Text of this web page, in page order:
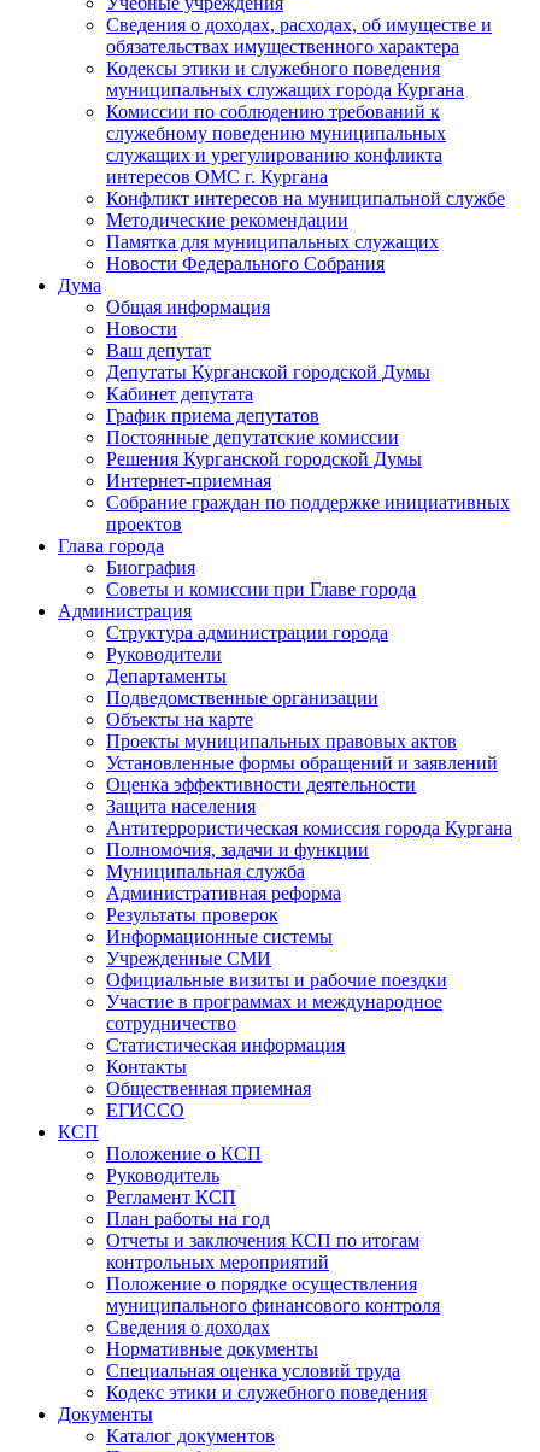
Сведения о доходах, расходах, об имуществе и
обязательствах имущественного характера
Кодексы этики и служебного поведения
муниципальных служащих города Кургана
Комиссии по соблюдению требований к
служебному поведению муниципальных
служащих и урегулированию конфликта
интересов ОМС г. Кургана
Конфликт интересов на муниципальной службе
Методические рекомендации
Памятка для муниципальных служащих
Новости Федерального Cобрания
Дума
Общая информация
Новости
Ваш депутат
Депутаты Курганской городской Думы
Кабинет депутата
График приема депутатов
Постоянные депутатские комиссии
Решения Курганской городской Думы
Интернет-приемная
Собрание граждан по поддержке инициативных
проектов
Глава города
Биография
Советы и комиссии при Главе города
Администрация
Структура администрации города
Руководители
Департаменты
Подведомственные организации
Объекты на карте
Проекты муниципальных правовых актов
Установленные формы обращений и заявлений
Оценка эффективности деятельности
Защита населения
Антитеррористическая комиссия города Кургана
Полномочия, задачи и функции
Муниципальная служба
Административная реформа
Результаты проверок
Информационные системы
Учрежденные СМИ
Официальные визиты и рабочие поездки
Участие в программах и международное
сотрудничество
Статистическая информация
Контакты
Общественная приемная
ЕГИССО
КСП
Положение о КСП
Руководитель
Регламент КСП
План работы на год
Отчеты и заключения КСП по итогам
контрольных мероприятий
Положение о порядке осуществления
муниципального финансового контроля
Сведения о доходах
Нормативные документы
Специальная оценка условий труда
Кодекс этики и служебного поведения
Документы
Каталог документов